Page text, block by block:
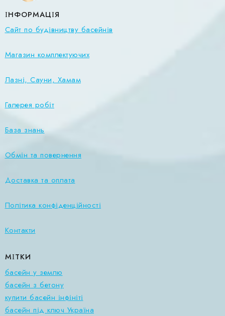
ІНФОРМАЦІЯ
Сайт по будівництву басейнів
Магазин комплектуючих
Лазні, Сауни, Хамам
Галерея робіт
База знань
Обмін та повернення
Доставка та оплата
Політика конфіденційності
Контакти
МІТКИ
басейн у землю
басейн з бетону
купити басейн інфініті
басейн під ключ Україна